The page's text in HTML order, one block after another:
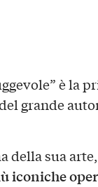
è la
grande
della sua arte,
iconiche